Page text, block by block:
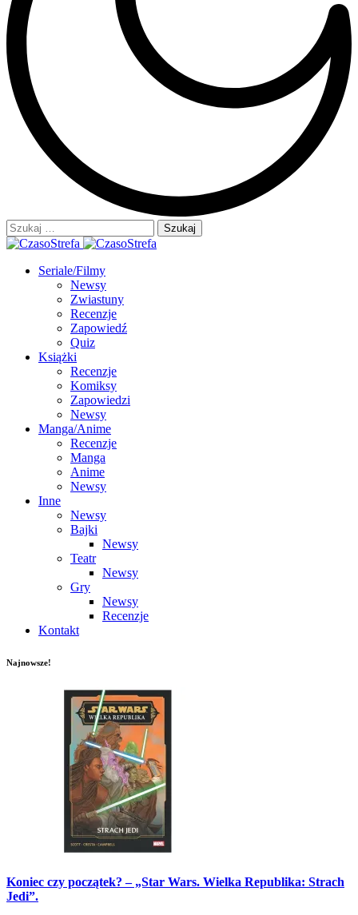
Szukaj:
Seriale/Filmy
Newsy
Zwiastuny
Recenzje
Zapowiedź
Quiz
Książki
Recenzje
Komiksy
Zapowiedzi
Newsy
Manga/Anime
Recenzje
Manga
Anime
Newsy
Inne
Newsy
Bajki
Newsy
Teatr
Newsy
Gry
Newsy
Recenzje
Kontakt
Najnowsze!
Koniec czy początek? – „Star Wars. Wielka Republika: Strach
Jedi”.